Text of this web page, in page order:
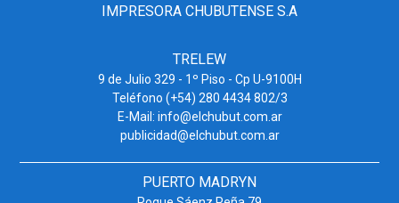
IMPRESORA CHUBUTENSE S.A
TRELEW
9 de Julio 329 - 1º Piso - Cp U-9100H
Teléfono (+54) 280 4434 802/3
E-Mail: info@elchubut.com.ar
publicidad@elchubut.com.ar
PUERTO MADRYN